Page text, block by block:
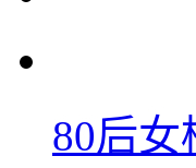
80后女